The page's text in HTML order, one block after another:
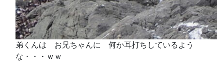
弟くんは お兄ちゃんに 何か耳打ちしているよう
な・・・ｗｗ